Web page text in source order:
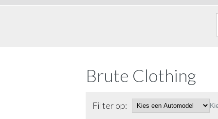
Brute Clothing
Filter op: